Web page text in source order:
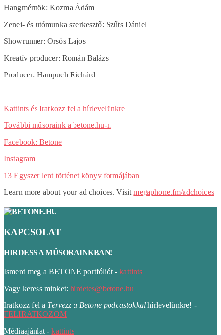
Hangmérnök: Kozma Ádám
Zenei- és utómunka szerkesztő: Szűts Dániel
Showrunner: Orsós Lajos
Kreatív producer: Román Balázs
Producer: Hampuch Richárd
Kattints és Iratkozz fel a hírlevelünkre
További műsoraink a betone.hu-n
Facebook: Betone
Instagram
13 Egyszer lent történet könyv formájában
Learn more about your ad choices. Visitmegaphone.fm/adchoices
KAPCSOLAT
HIRDESS A MŰSORAINKBAN!
Ismerd meg a BETONE portfóliót -kattints
Vagy keress minket:hirdetes@betone.hu
Iratkozz fel a Tervezz a Betone podcastokkal hírlevelünkre! -
FELIRATKOZOM
Médiaajánlat -kattints